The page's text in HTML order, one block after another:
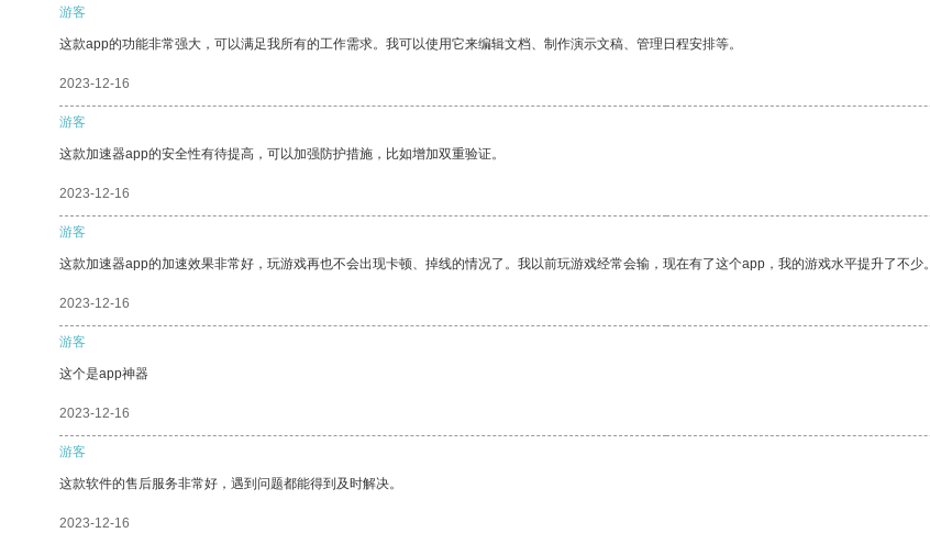
游客
这款app的功能非常强大，可以满足我所有的工作需求。我可以使用它来编辑文档、制作演示文稿、管理日程安排等。
2023-12-16
游客
这款加速器app的安全性有待提高，可以加强防护措施，比如增加双重验证。
2023-12-16
游客
这款加速器app的加速效果非常好，玩游戏再也不会出现卡顿、掉线的情况了。我以前玩游戏经常会输，现在有了这个app，我的游戏水平提升了不少。
2023-12-16
游客
这个是app神器
2023-12-16
游客
这款软件的售后服务非常好，遇到问题都能得到及时解决。
2023-12-16